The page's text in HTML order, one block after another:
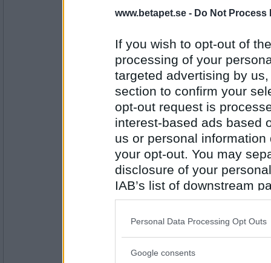
www.betapet.se - Do Not Process
If you wish to opt-out of
processing of your
targeted advertising by
section to confirm your
opt-out request is
interest-based ads based
us or personal
your opt-out. You may
disclosure of your
IAB’s list of downstream
also be disclosed by us
Downstream Participants
Please note that this
Personal Data Processing Opt Outs
Google consents
PALLEN
SILVER klejf 3/1105.5
GULD Britta 3.5/639.5 GRATTIS!
------------------------- -
RULLAR
ROND 1
» klejf har rullat för 75 poäng
» travmys har rullat för 82 poäng
» klejf har rullat för 108 poäng
» klejf har rullat för 81 poäng
» Jonisen har rullat för 64 poäng
ROND 2
» LakritzE har rullat för 74 poäng
» klejf har rullat för 94 poäng